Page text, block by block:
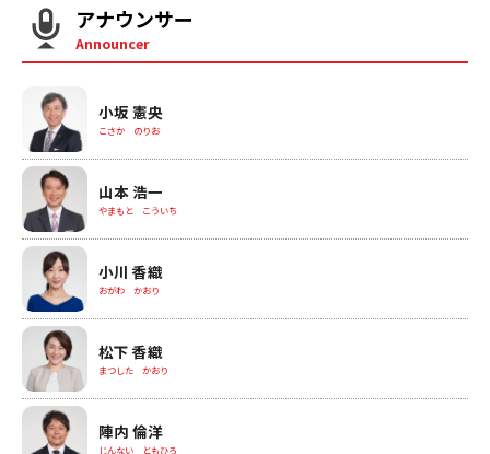
アナウンサー
Announcer
小坂 憲央
こさか のりお
山本 浩一
やまもと こういち
小川 香織
おがわ かおり
松下 香織
まつした かおり
陣内 倫洋
じんない ともひろ